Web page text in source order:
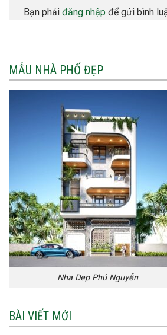
Bạn phải đăng nhập để gửi bình
MẪU NHÀ PHỐ ĐẸP
Nha Dep Phú Nguyễn
BÀI VIẾT MỚI